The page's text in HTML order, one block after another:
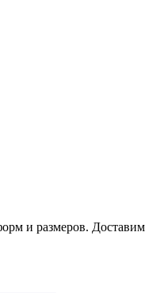
и размеров. Доставим